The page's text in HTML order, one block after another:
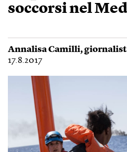
soccorsi nel
Annalisa Camilli,
17.8.2017